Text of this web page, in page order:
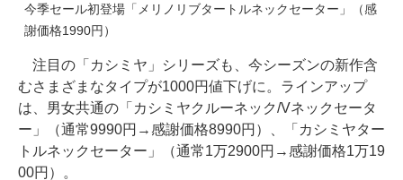
今季セール初登場「メリノリブタートルネックセーター」（感
謝価格1990円）
注目の「カシミヤ」シリーズも、今シーズンの新作含
むさまざまなタイプが1000円値下げに。ラインアップ
は、男女共通の「カシミヤクルーネック/Vネックセータ
ー」（通常9990円→感謝価格8990円）、「カシミヤター
トルネックセーター」（通常1万2900円→感謝価格1万19
00円）。